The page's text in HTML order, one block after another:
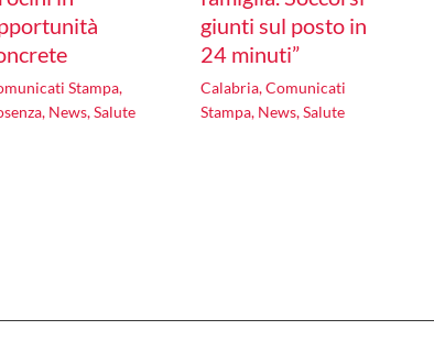
Stampa,
, News,Salute
giunti sul posto in
24 minuti”
Calabria,Comunicati
Stampa, News,Salute